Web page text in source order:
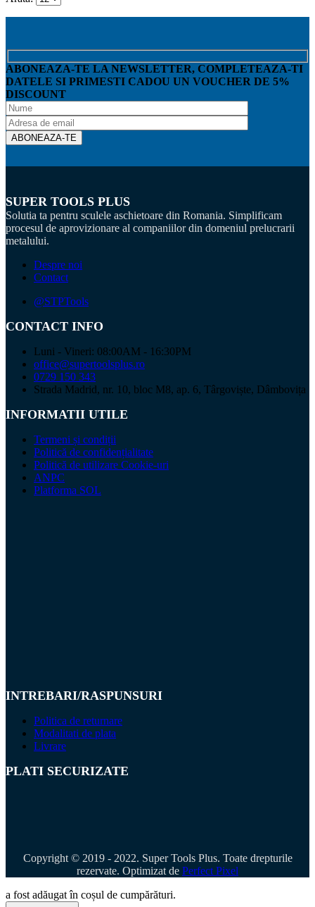
ABONEAZA-TE LA NEWSLETTER, COMPLETEAZA-TI
DATELE SI PRIMESTI CADOU UN VOUCHER DE 5%
DISCOUNT
SUPER TOOLS PLUS
Solutia ta pentru sculele aschietoare din Romania. Simplificam
procesul de aprovizionare al companiilor din domeniul prelucrarii
metalului.
Despre noi
Contact
@STPTools
CONTACT INFO
Luni - Vineri: 08:00AM - 16:30PM
office@supertoolsplus.ro
0729 150 343
Strada Madrid, nr. 10, bloc M8, ap. 6, Târgoviște, Dâmbovița
INFORMATII UTILE
Termeni și condiții
Politică de confidențialitate
Politică de utilizare Cookie-uri
ANPC
Platforma SOL
INTREBARI/RASPUNSURI
Politica de returnare
Modalitati de plata
Livrare
PLATI SECURIZATE
Copyright © 2019 - 2022. Super Tools Plus. Toate drepturile
rezervate. Optimizat de Perfect Pixel
a fost adăugat în coșul de cumpărături.